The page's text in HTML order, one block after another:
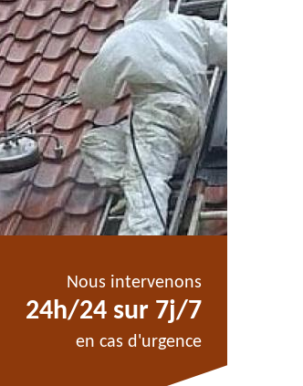
Nous intervenons
24h/24 sur 7j/7
en cas d'urgence